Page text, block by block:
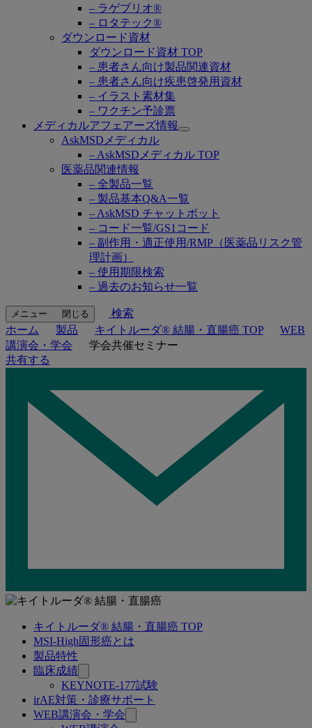
– ラゲブリオ®
– ロタテック®
ダウンロード資材
ダウンロード資材 TOP
– 患者さん向け製品関連資材
– 患者さん向け疾患啓発用資材
– イラスト素材集
– ワクチン予診票
メディカルアフェアーズ情報
Open
AskMSDメディカル
– AskMSDメディカル TOP
医薬品関連情報
– 全製品一覧
– 製品基本Q&A一覧
– AskMSD チャットボット
– コード一覧/GS1コード
– 副作用・適正使用/RMP（医薬品リスク管
理計画）
– 使用期限検索
– 過去のお知らせ一覧
メニュー 閉じる
検索
ホーム
製品 キイトルーダ® 結腸・直腸癌 TOP
WEB
講演会・学会
学会共催セミナー
共有する
キイトルーダ® 結腸・直腸癌 TOP
MSI-High固形癌とは
製品特性
臨床成績
KEYNOTE-177試験
irAE対策・診療サポート
WEB講演会・学会